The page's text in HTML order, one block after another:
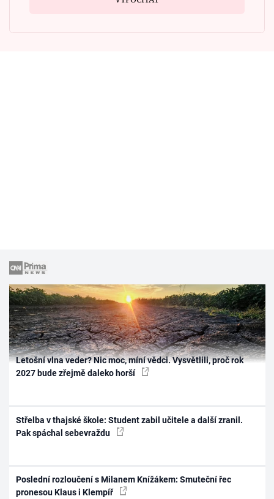
Letošní vlna veder? Nic moc, míní vědci. Vysvětlili, proč rok
2027 bude zřejmě daleko horší
Střelba v thajské škole: Student zabil učitele a další zranil.
Pak spáchal sebevraždu
Poslední rozloučení s Milanem Knížákem: Smuteční řec
pronesou Klaus i Klempíř